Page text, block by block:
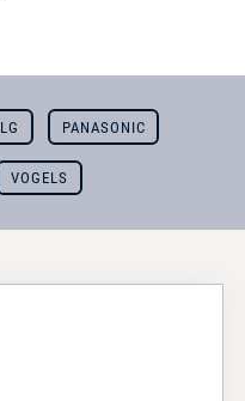
LG PANASONIC
VOGELS